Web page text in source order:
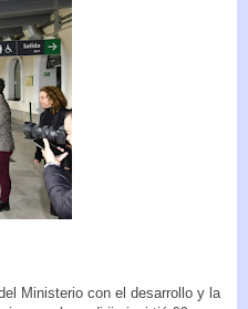
Ministerio con el desarrollo y la